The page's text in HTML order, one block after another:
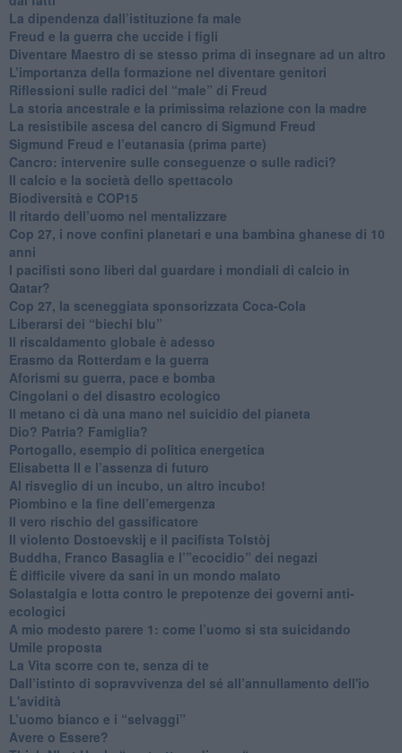
La dipendenza dall’istituzione fa male
​Freud e la guerra che uccide i figli
​Diventare Maestro di se stesso prima di insegnare ad un altro
L’importanza della formazione nel diventare genitori
Riflessioni sulle radici del “male” di Freud
​La storia ancestrale e la primissima relazione con la madre
​La resistibile ascesa del cancro di Sigmund Freud
Sigmund Freud e l’eutanasia (prima parte)
Cancro: intervenire sulle conseguenze o sulle radici?
​Il calcio e la società dello spettacolo
Biodiversità e COP15
​Il ritardo dell’uomo nel mentalizzare
​Cop 27, i nove confini planetari e una bambina ghanese di 10
anni
​I pacifisti sono liberi dal guardare i mondiali di calcio in
Qatar?
​Cop 27, la sceneggiata sponsorizzata Coca-Cola
​Liberarsi dei “biechi blu”
Il riscaldamento globale è adesso
​Erasmo da Rotterdam e la guerra
​Aforismi su guerra, pace e bomba
Cingolani o del disastro ecologico
​Il metano ci dà una mano nel suicidio del pianeta
​Dio? Patria? Famiglia?
Portogallo, esempio di politica energetica
​Elisabetta II e l’assenza di futuro
Al risveglio di un incubo, un altro incubo!
​Piombino e la fine dell’emergenza
​Il vero rischio del gassificatore
​Il violento Dostoevskij e il pacifista Tolstòj
​Buddha, Franco Basaglia e l’”ecocidio” dei negazi
​È difficile vivere da sani in un mondo malato
Solastalgia e lotta contro le prepotenze dei governi anti-
ecologici
​A mio modesto parere 1: come l’uomo si sta suicidando
​Umile proposta
​La Vita scorre con te, senza di te
​Dall’istinto di sopravvivenza del sé all’annullamento dell'io
L'avidità
​L’uomo bianco e i “selvaggi”
​Avere o Essere?